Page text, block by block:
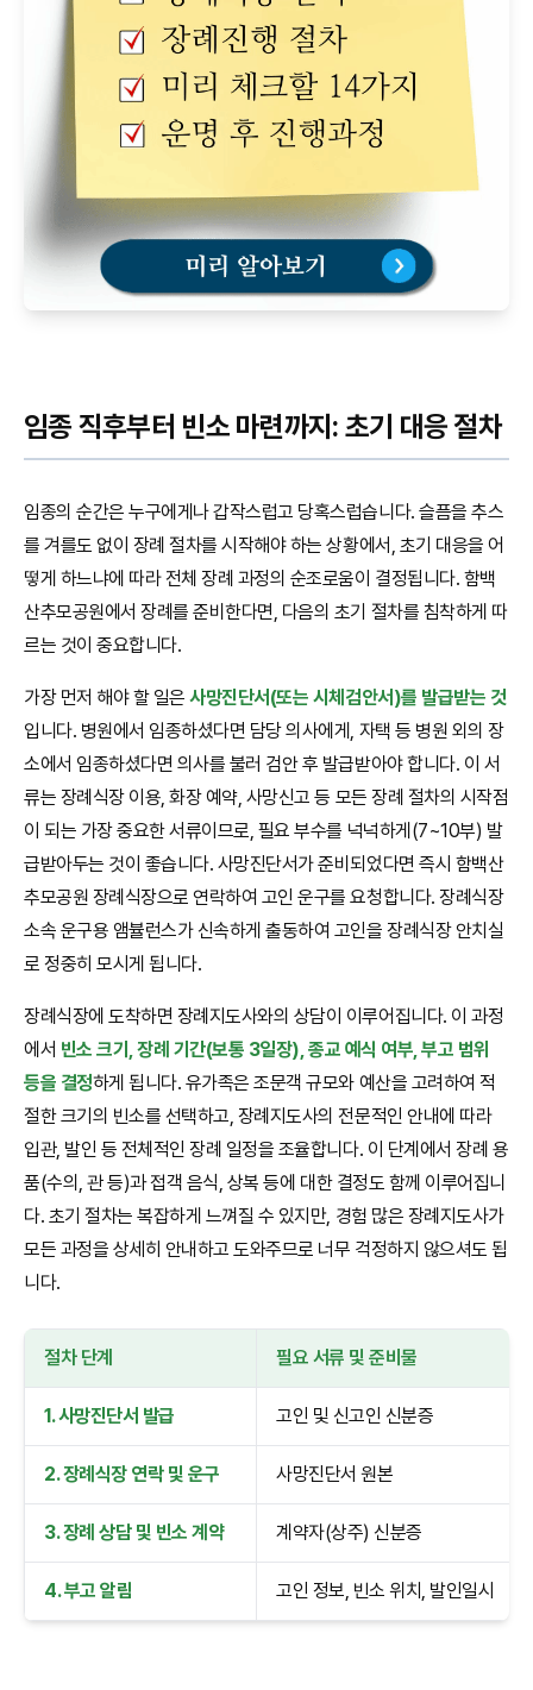
임종 직후부터 빈소 마련까지: 초기 대응 절차
임종의 순간은 누구에게나 갑작스럽고 당혹스럽습니다. 슬픔을 추스
를 겨를도 없이 장례 절차를 시작해야 하는 상황에서, 초기 대응을 어
떻게 하느냐에 따라 전체 장례 과정의 순조로움이 결정됩니다. 함백
산추모공원에서 장례를 준비한다면, 다음의 초기 절차를 침착하게 따
르는 것이 중요합니다.
가장 먼저 해야 할 일은사망진단서(또는 시체검안서)를 발급받는 것
입니다. 병원에서 임종하셨다면 담당 의사에게, 자택 등 병원 외의 장
소에서 임종하셨다면 의사를 불러 검안 후 발급받아야 합니다. 이 서
류는 장례식장 이용, 화장 예약, 사망신고 등 모든 장례 절차의 시작점
이 되는 가장 중요한 서류이므로, 필요 부수를 넉넉하게(7~10부) 발
급받아두는 것이 좋습니다. 사망진단서가 준비되었다면 즉시 함백산
추모공원 장례식장으로 연락하여 고인 운구를 요청합니다. 장례식장
소속 운구용 앰뷸런스가 신속하게 출동하여 고인을 장례식장 안치실
로 정중히 모시게 됩니다.
장례식장에 도착하면 장례지도사와의 상담이 이루어집니다. 이 과정
에서 빈소 크기, 장례 기간(보통 3일장), 종교 예식 여부, 부고 범위
등을 결정하게 됩니다. 유가족은 조문객 규모와 예산을 고려하여 적
절한 크기의 빈소를 선택하고, 장례지도사의 전문적인 안내에 따라
입관, 발인 등 전체적인 장례 일정을 조율합니다. 이 단계에서 장례 용
품(수의, 관 등)과 접객 음식, 상복 등에 대한 결정도 함께 이루어집니
다. 초기 절차는 복잡하게 느껴질 수 있지만, 경험 많은 장례지도사가
모든 과정을 상세히 안내하고 도와주므로 너무 걱정하지 않으셔도 됩
니다.
절차 단계 필요 서류 및 준비물
1. 사망진단서 발급 고인 및 신고인 신분증
2. 장례식장 연락 및 운구 사망진단서 원본
3. 장례 상담 및 빈소 계약 계약자(상주) 신분증
4. 부고 알림 고인 정보, 빈소 위치, 발인일시